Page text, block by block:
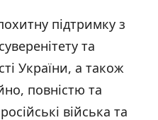
підтримку з
та
України, а також
повністю та
війська та